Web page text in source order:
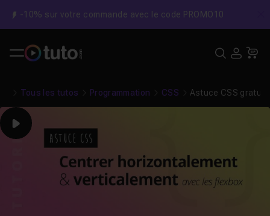
-10% sur votre commande avec le code PROMO10
Tous les tutos Programmation CSS Astuce CSS
Play